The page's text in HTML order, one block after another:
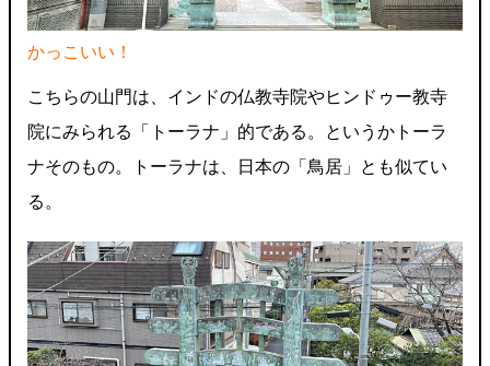
かっこいい！
こちらの山門は、インドの仏教寺院やヒンドゥー教寺
院にみられる「トーラナ」的である。というかトーラ
ナそのもの。トーラナは、日本の「鳥居」とも似てい
る。